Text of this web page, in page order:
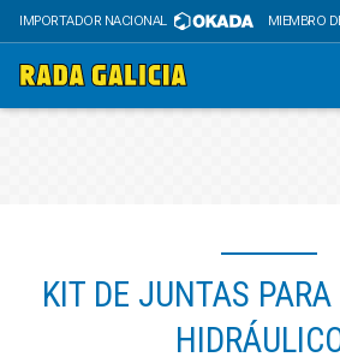
IMPORTADOR NACIONAL MIEMBRO
KIT DE JUNTAS